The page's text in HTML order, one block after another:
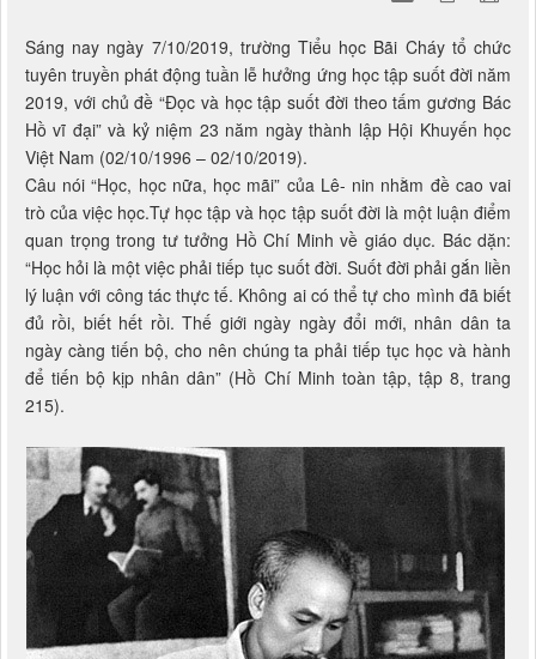
Sáng nay ngày 7/10/2019, trường Tiểu học Bãi Cháy tổ chức
tuyên truyền phát động tuần lễ hưởng ứng học tập suốt đời năm
2019, với chủ đề “Đọc và học tập suốt đời theo tấm gương Bác
Hồ vĩ đại” và kỷ niệm 23 năm ngày thành lập Hội Khuyến học
Việt Nam (02/10/1996 – 02/10/2019).
Câu nói “Học, học nữa, học mãi” của Lê- nin nhằm đề cao vai
trò của việc học.Tự học tập và học tập suốt đời là một luận điểm
quan trọng trong tư tưởng Hồ Chí Minh về giáo dục. Bác dặn:
“Học hỏi là một việc phải tiếp tục suốt đời. Suốt đời phải gắn liền
lý luận với công tác thực tế. Không ai có thể tự cho mình đã biết
đủ rồi, biết hết rồi. Thế giới ngày ngày đổi mới, nhân dân ta
ngày càng tiến bộ, cho nên chúng ta phải tiếp tục học và hành
để tiến bộ kịp nhân dân” (Hồ Chí Minh toàn tập, tập 8, trang
215).